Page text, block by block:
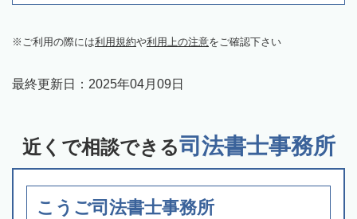
ご利用の際には利用規約や利用上の注意をご確認下さい
最終更新日： 2025年04月09日
近くで相談できる司法書士事務所
こうご司法書士事務所